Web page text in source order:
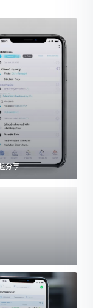
分享